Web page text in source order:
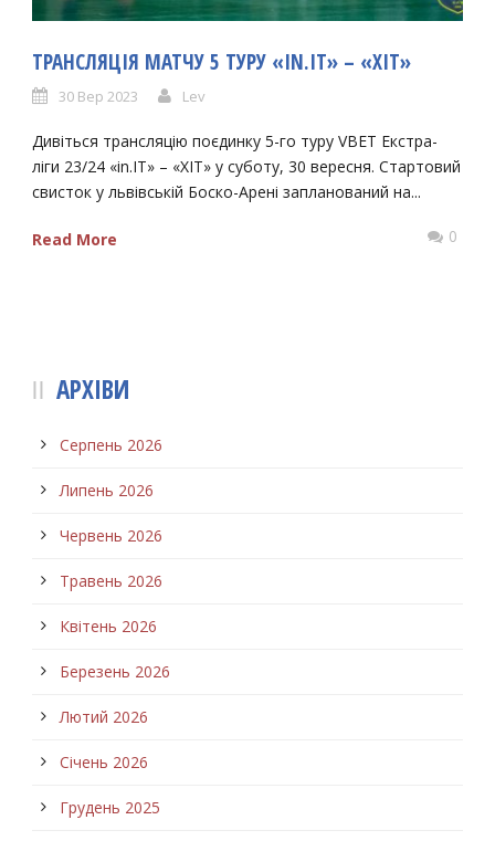
ТРАНСЛЯЦІЯ МАТЧУ 5 ТУРУ «IN.IT» – «ХІТ»
30 Вер 2023 Lev
Дивіться трансляцію поєдинку 5-го туру VBET Екстра-
ліги 23/24 «in.IT» – «ХІТ» у суботу, 30 вересня. Стартовий
свисток у львівській Боско-Арені запланований на...
Read More 0
АРХІВИ
Серпень 2026
Липень 2026
Червень 2026
Травень 2026
Квітень 2026
Березень 2026
Лютий 2026
Січень 2026
Грудень 2025